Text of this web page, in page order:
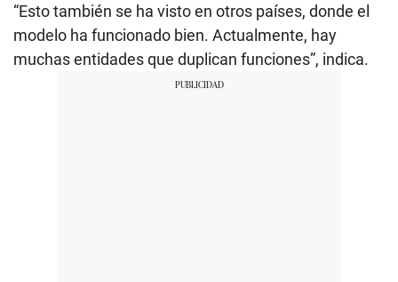
“Esto también se ha visto en otros países, donde el
modelo ha funcionado bien. Actualmente, hay
muchas entidades que duplican funciones”, indica.